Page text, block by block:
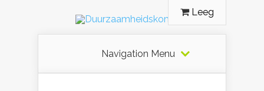
Leeg
Navigation Menu